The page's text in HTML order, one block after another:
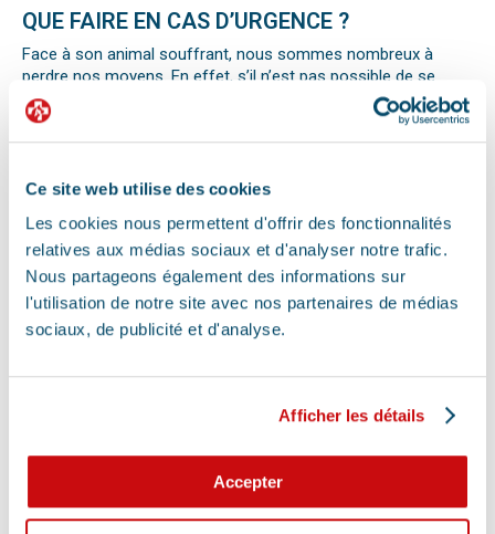
Ce site web utilise des cookies
Les cookies nous permettent d'offrir des fonctionnalités
relatives aux médias sociaux et d'analyser notre trafic.
Nous partageons également des informations sur
l'utilisation de notre site avec nos partenaires de médias
sociaux, de publicité et d'analyse.
Afficher les détails
Accepter
QUE FAIRE EN CAS D’URGENCE ?
Face à son animal souffrant, nous sommes nombreux à
perdre nos moyens. En effet, s’il n’est pas possible de se
préparer totalement à ce type d’événement, certains gestes
peuvent être salvateurs.
Ainsi, le premier réflexe à avoir dans une telle situation est de
vétérinaire la plus proche de votre domicile. Il est important
sécurité de votre animal pour ne pas empirer la situation.
Pour pouvoir détecter un mal-être chez son animal et décrire
la situation à un professionnel, il faut faire attention aux
signaux. Tout comportement anormal ou abattement doit
vous alerter.
Les difficultés respiratoires, pertes de conscience, les
votre chat, chien ou autre nouvel animal de compagnie ne va
Différentes causes peuvent être à l’origine d’une urgence pour
votre compagnon. Il peut s’agir en effet d’un épillet, d’une
réaction allergique avec œdème de Quincke, d’une intoxication
ou envenimation, d’un syndrome dilatation torsion de